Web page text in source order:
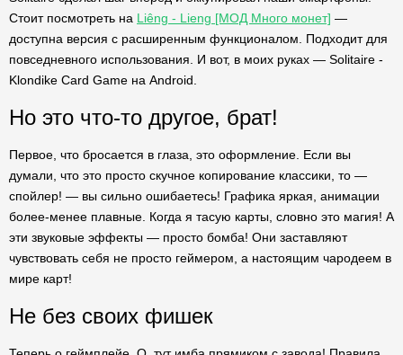
Стоит посмотреть на Liêng - Lieng [МОД Много монет] —
доступна версия с расширенным функционалом. Подходит для
повседневного использования. И вот, в моих руках — Solitaire -
Klondike Card Game на Android.
Но это что-то другое, брат!
Первое, что бросается в глаза, это оформление. Если вы
думали, что это просто скучное копирование классики, то —
спойлер! — вы сильно ошибаетесь! Графика яркая, анимации
более-менее плавные. Когда я тасую карты, словно это магия! А
эти звуковые эффекты — просто бомба! Они заставляют
чувствовать себя не просто геймером, а настоящим чародеем в
мире карт!
Не без своих фишек